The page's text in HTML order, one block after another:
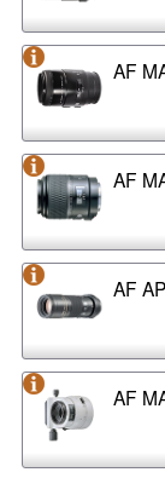
AF
AF
AF
AF